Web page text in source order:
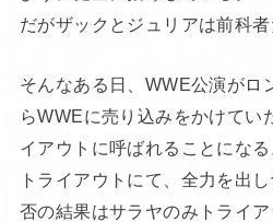
だがザックとジュリアは前科者
そんなある日、WWE公演がロ
らWWEに売り込みをかけてい
イアウトに呼ばれることになる
トライアウトにて、全力を出
否の結果はサラヤのみトライ